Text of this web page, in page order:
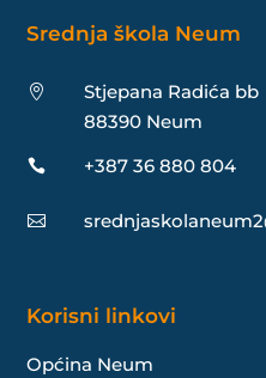
Srednja škola Neum

Stjepana Radića bb
88390 Neum
 +387 36 880 804

Korisni linkovi
Općina Neum